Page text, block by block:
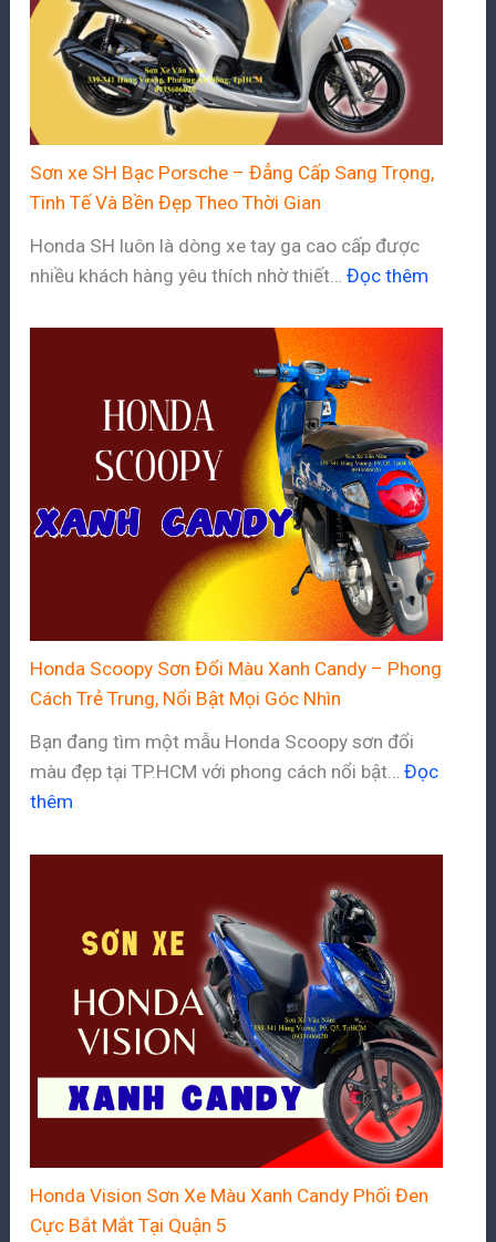
Sơn xe SH Bạc Porsche – Đẳng Cấp Sang Trọng,
Tinh Tế Và Bền Đẹp Theo Thời Gian
Honda SH luôn là dòng xe tay ga cao cấp được
nhiều khách hàng yêu thích nhờ thiết… Đọc thêm
Honda Scoopy Sơn Đổi Màu Xanh Candy – Phong
Cách Trẻ Trung, Nổi Bật Mọi Góc Nhìn
Bạn đang tìm một mẫu Honda Scoopy sơn đổi
màu đẹp tại TP.HCM với phong cách nổi bật… Đọc
thêm
Honda Vision Sơn Xe Màu Xanh Candy Phối Đen
Cực Bắt Mắt Tại Quận 5